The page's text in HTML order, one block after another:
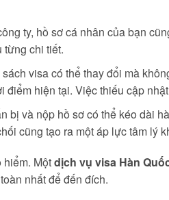
ty, hồ sơ cá nhân của bạn
chi tiết.
visa có thể thay đổi mà
hiện tại. Việc thiếu cập
bị và nộp hồ sơ có thể kéo dài
cũng tạo ra một áp lực tâm lý
hiểm. Mộtdịch vụ visa Hàn
nhất để đến đích.